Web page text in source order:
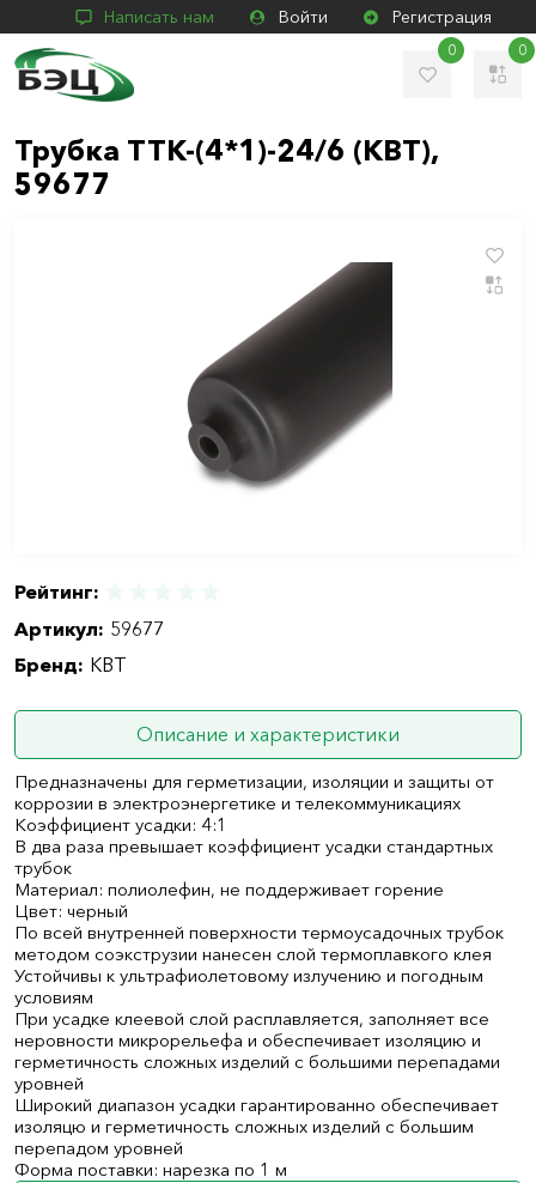
Написать нам Войти Регистрация
0 0
Трубка ТТК-(4*1)-24/6 (КВТ),
59677
Рейтинг:
Артикул: 59677
Бренд: КВТ
Описание и характеристики
Предназначены для герметизации, изоляции и защиты от
коррозии в электроэнергетике и телекоммуникациях
Коэффициент усадки: 4:1
В два раза превышает коэффициент усадки стандартных
трубок
Материал: полиолефин, не поддерживает горение
Цвет: черный
По всей внутренней поверхности термоусадочных трубок
методом соэкструзии нанесен слой термоплавкого клея
Устойчивы к ультрафиолетовому излучению и погодным
условиям
При усадке клеевой слой расплавляется, заполняет все
неровности микрорельефа и обеспечивает изоляцию и
герметичность сложных изделий с большими перепадами
уровней
Широкий диапазон усадки гарантированно обеспечивает
изоляцю и герметичность сложных изделий с большим
перепадом уровней
Форма поставки: нарезка по 1 м